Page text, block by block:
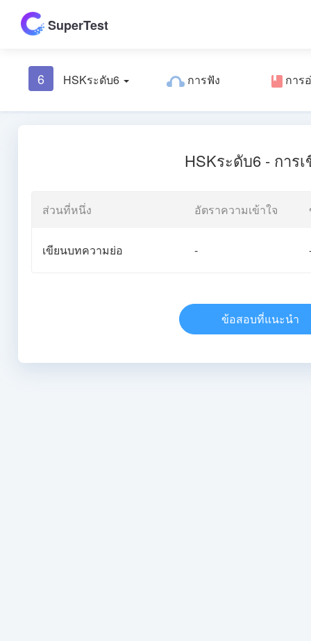
SuperTest
6 HSKระดับ6 การฟัง การ
HSKระดับ6 - การ
ส่วนที่หนึ่ง อัตราความเข้าใจ
เขียนบทความย่อ -
ข้อสอบที่แนะนำ